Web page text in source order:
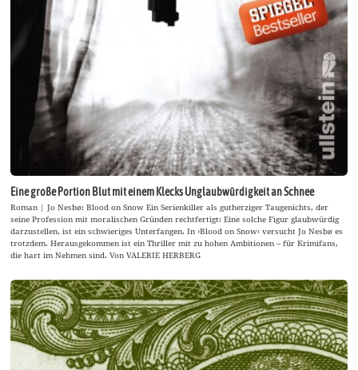
Eine große Portion Blut mit einem Klecks Unglaubwürdigkeit an Schnee
Roman | Jo Nesbø: Blood on Snow Ein Serienkiller als gutherziger Taugenichts, der
seine Profession mit moralischen Gründen rechtfertigt: Eine solche Figur glaubwürdig
darzustellen, ist ein schwieriges Unterfangen. In ›Blood on Snow‹ versucht Jo Nesbø es
trotzdem. Herausgekommen ist ein Thriller mit zu hohen Ambitionen – für Krimifans,
die hart im Nehmen sind. Von VALERIE HERBERG